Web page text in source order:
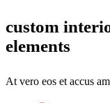
custom
elements
At vero eos et accus